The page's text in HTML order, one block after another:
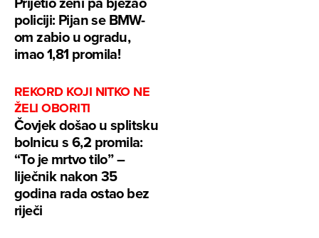
policiji: Pijan se BMW-
om zabio u ogradu,
imao 1,81 promila!
REKORD KOJI NITKO NE
ŽELI OBORITI
Čovjek došao u splitsku
bolnicu s 6,2 promila:
“To je mrtvo tilo” –
liječnik nakon 35
godina rada ostao bez
riječi